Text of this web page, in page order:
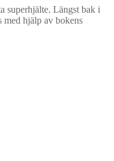
superhjälte. Längst bak i
med hjälp av bokens